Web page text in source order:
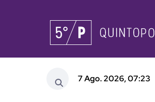
7 Ago. 2026, 07:23